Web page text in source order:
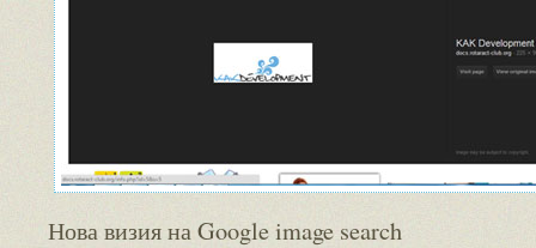
Нова визия на Google image search